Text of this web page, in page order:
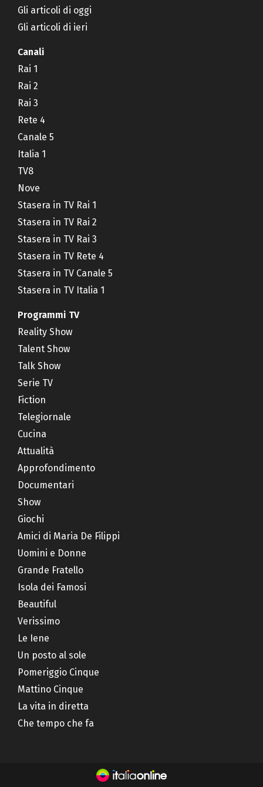
Gli articoli di oggi
Gli articoli di ieri
Canali
Rai 1
Rai 2
Rai 3
Rete 4
Canale 5
Italia 1
TV8
Nove
Stasera in TV Rai 1
Stasera in TV Rai 2
Stasera in TV Rai 3
Stasera in TV Rete 4
Stasera in TV Canale 5
Stasera in TV Italia 1
Programmi TV
Reality Show
Talent Show
Talk Show
Serie TV
Fiction
Telegiornale
Cucina
Attualità
Approfondimento
Documentari
Show
Giochi
Amici di Maria De Filippi
Uomini e Donne
Grande Fratello
Isola dei Famosi
Beautiful
Verissimo
Le Iene
Un posto al sole
Pomeriggio Cinque
Mattino Cinque
La vita in diretta
Che tempo che fa